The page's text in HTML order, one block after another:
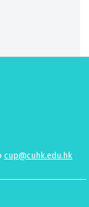
cup@cuhk.edu.hk